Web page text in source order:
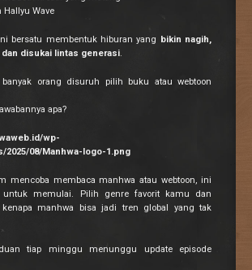
Wave
bersatu membentuk hiburan yang bikin nagih,
disukai lintas generasi.
banyak orang disuruh pilih buku atau webtoon
apa?
mencoba membaca manhwa atau webtoon, ini
untuk memulai. Pilih genre favorit kamu dan
manhwa bisa jadi tren global yang tak
tiap minggu menunggu update episode